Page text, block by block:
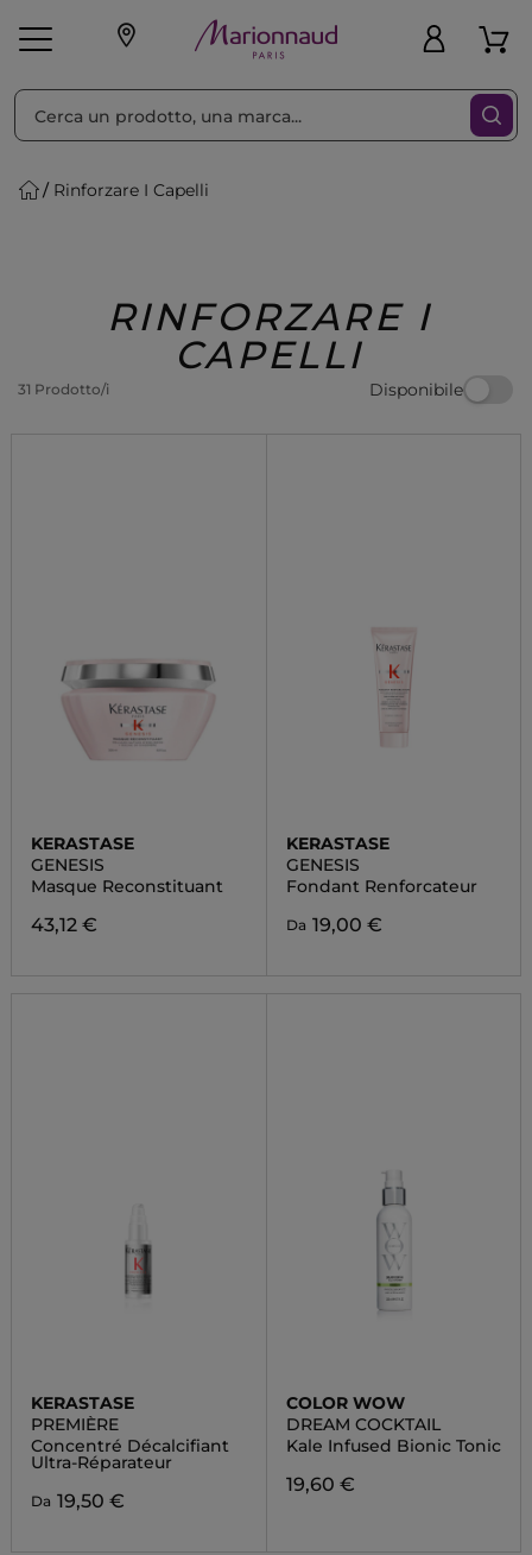
Make-up Profumi
Regalo
Rinforzare I Capelli
RINFORZARE I
CAPELLI
31 Prodotto/i Disponibile
Ordina per Filtra
KERASTASE
GENESIS
Masque Reconstituant
43,12 €
KERASTASE
GENESIS
Fondant Renforcateur
Da 19,00 €
KERASTASE
PREMIÈRE
Concentré Décalcifiant
Ultra-Réparateur
Da 19,50 €
COLOR WOW
DREAM COCKTAIL
Kale Infused Bionic Tonic
19,60 €